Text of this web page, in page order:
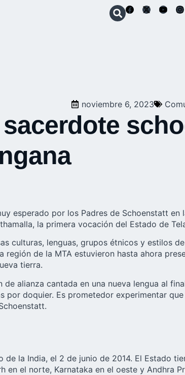
noviembre 6, 2023
esperado por los Padres de Schoenstatt en
la primera vocación del Estado de
culturas, lenguas, grupos étnicos y estilos
región de la MTA estuvieron hasta ahora
tierra.
alianza cantada en una nueva lengua al
por doquier. Es prometedor experimentar
la India, el 2 de junio de 2014. El Estado
en el norte, Karnataka en el oeste y Andhra